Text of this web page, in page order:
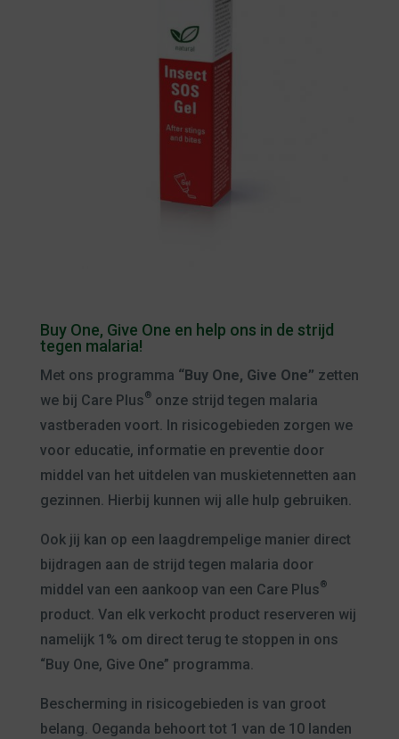
Buy One, Give One en help ons in de strijd
tegen malaria!
Met ons programma “Buy One, Give One” zetten
we bij Care Plus®onze strijd tegen malaria
vastberaden voort. In risicogebieden zorgen we
voor educatie, informatie en preventie door
middel van het uitdelen van muskietennetten aan
gezinnen. Hierbij kunnen wij alle hulp gebruiken.
Ook jij kan op een laagdrempelige manier direct
bijdragen aan de strijd tegen malaria door
middel van een aankoop van een Care Plus®
product. Van elk verkocht product reserveren wij
namelijk 1% om direct terug te stoppen in ons
“Buy One, Give One” programma.
Bescherming in risicogebieden is van groot
belang. Oeganda behoort tot 1 van de 10 landen